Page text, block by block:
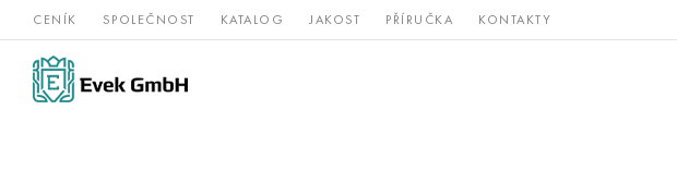
CENÍK SPOLEČNOST KATALOG JAKOST PŘÍRUČKA KONTAKTY
Slitiny
niklu
nerezová Vzácné a